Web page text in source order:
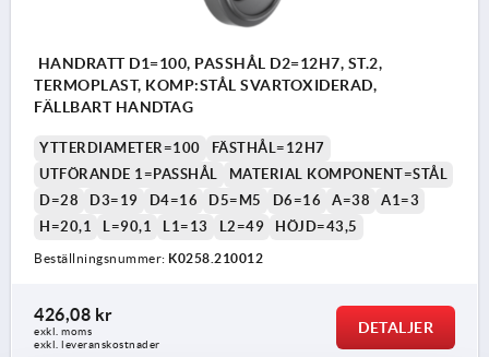
HANDRATT D1=100, PASSHÅL D2=12H7, ST.2,
TERMOPLAST, KOMP:STÅL SVARTOXIDERAD,
FÄLLBART HANDTAG
YTTERDIAMETER=100
FÄSTHÅL=12H7
UTFÖRANDE 1=PASSHÅL
MATERIAL KOMPONENT=STÅL
D=28
D3=19 D4=16 D5=M5 D6=16 A=38
A1=3
H=20,1
L=90,1 L1=13 L2=49 HÖJD=43,5
Beställningsnummer: K0258.210012
426,08 kr
exkl. moms
exkl. leveranskostnader
DETALJER